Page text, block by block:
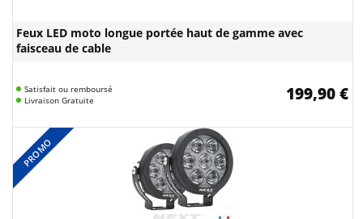
Feux LED moto longue portée haut de gamme avec
faisceau de cable
Satisfait ou remboursé
Livraison Gratuite
199,90 €
PROMO